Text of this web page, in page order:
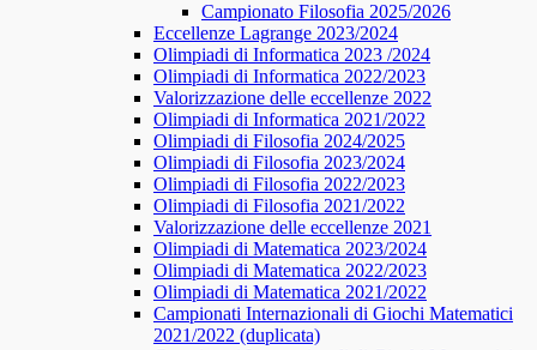
Campionato Filosofia 2025/2026
​​Eccellenze Lagrange 2023/2024
Olimpiadi di Informatica 2023 /2024
Olimpiadi di Informatica 2022/2023
Valorizzazione delle eccellenze 2022
Olimpiadi di Informatica 2021/2022
Olimpiadi di Filosofia 2024/2025
Olimpiadi di Filosofia 2023/2024
Olimpiadi di Filosofia 2022/2023
Olimpiadi di Filosofia 2021/2022
Valorizzazione delle eccellenze 2021
Olimpiadi di Matematica 2023/2024
Olimpiadi di Matematica 2022/2023
Olimpiadi di Matematica 2021/2022
Campionati Internazionali di Giochi Matematici
2021/2022 (duplicata)